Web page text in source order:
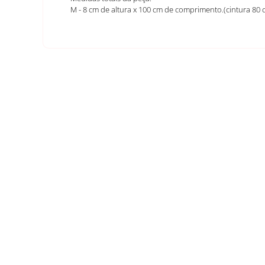
M - 8 cm de altura x 100 cm de comprimento.(cintura 80